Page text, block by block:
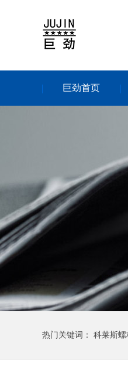
巨劲首页
热门关键词： 科莱斯螺